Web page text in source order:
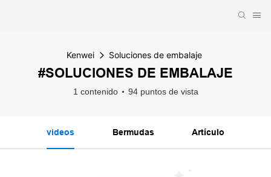
Kenwei Soluciones de embalaje
#SOLUCIONES DE EMBALAJE
1 contenido 94 puntos de vista
videos Bermudas Artículo